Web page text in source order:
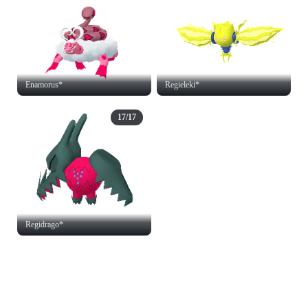
Enamorus* Regieleki*
Regidrago*
17/17